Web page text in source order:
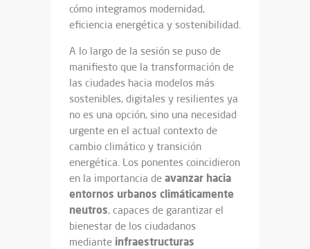
cómo integramos modernidad,
eficiencia energética y sostenibilidad.
A lo largo de la sesión se puso de
manifiesto que la transformación de
las ciudades hacia modelos más
sostenibles, digitales y resilientes ya
no es una opción, sino una necesidad
urgente en el actual contexto de
cambio climático y transición
energética. Los ponentes coincidieron
en la importancia de avanzar hacia
entornos urbanos climáticamente
neutros, capaces de garantizar el
bienestar de los ciudadanos
mediante infraestructuras